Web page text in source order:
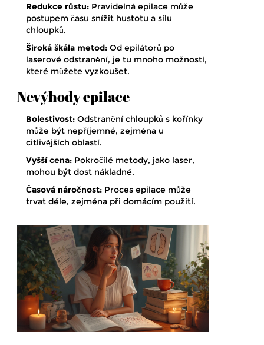
Redukce růstu: Pravidelná epilace může
postupem času snížit hustotu a sílu
chloupků.
Široká škála metod: Od epilátorů po
laserové odstranění, je tu mnoho možností,
které můžete vyzkoušet.
Nevýhody epilace
Bolestivost: Odstranění chloupků s kořínky
může být nepříjemné, zejména u
citlivějších oblastí.
Vyšší cena: Pokročilé metody, jako laser,
mohou být dost nákladné.
Časová náročnost: Proces epilace může
trvat déle, zejména při domácím použití.